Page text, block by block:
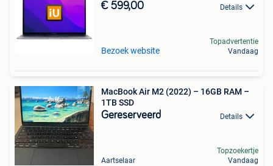
€ 599,00 Details
Bezoek website
Topadvertentie
Vandaag
MacBook Air M2 (2022) – 16GB RAM –
1TB SSD
Gereserveerd Details
Aartselaar
Topzoekertje
Vandaag